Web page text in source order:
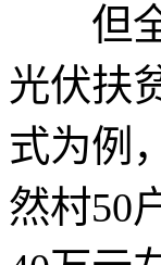
但全
光伏扶
式为例
然村50